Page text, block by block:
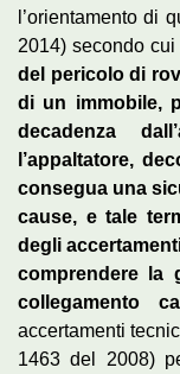
l’orientamento di
2014) secondo cui
del pericolo di
di un immobile,
decadenza
l’appaltatore,
consegua una
cause, e tale
degli
comprendere la
collegamento
accertamenti
1463 del 2008)